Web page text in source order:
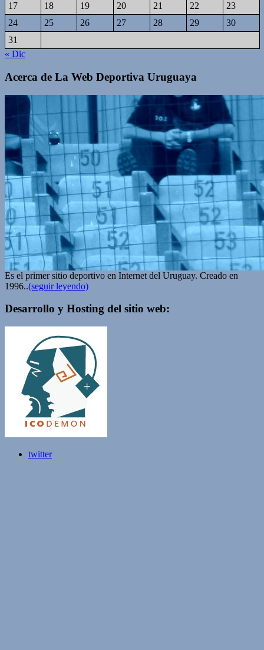
17
18 19 20 21 22
23
24
25 26 27 28 29
30
31
« Dic
Acerca de La Web Deportiva Uruguaya
Es el primer sitio deportivo en Internet del Uruguay. Creado en
1996..(seguir leyendo)
Desarrollo y Hosting del sitio web:
twitter